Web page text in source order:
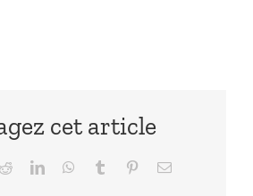
cet article
RedditLinkedInWhatsApp
Tumblr PinterestEmail